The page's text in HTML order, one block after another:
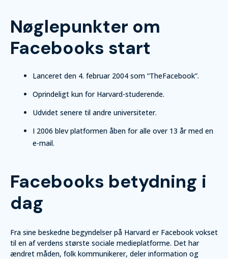
Nøglepunkter om
Facebooks start
Lanceret den 4. februar 2004 som “TheFacebook”.
Oprindeligt kun for Harvard-studerende.
Udvidet senere til andre universiteter.
I 2006 blev platformen åben for alle over 13 år med en
e-mail.
Facebooks betydning i
dag
Fra sine beskedne begyndelser på Harvard er Facebook vokset
til en af verdens største sociale medieplatforme. Det har
ændret måden, folk kommunikerer, deler information og